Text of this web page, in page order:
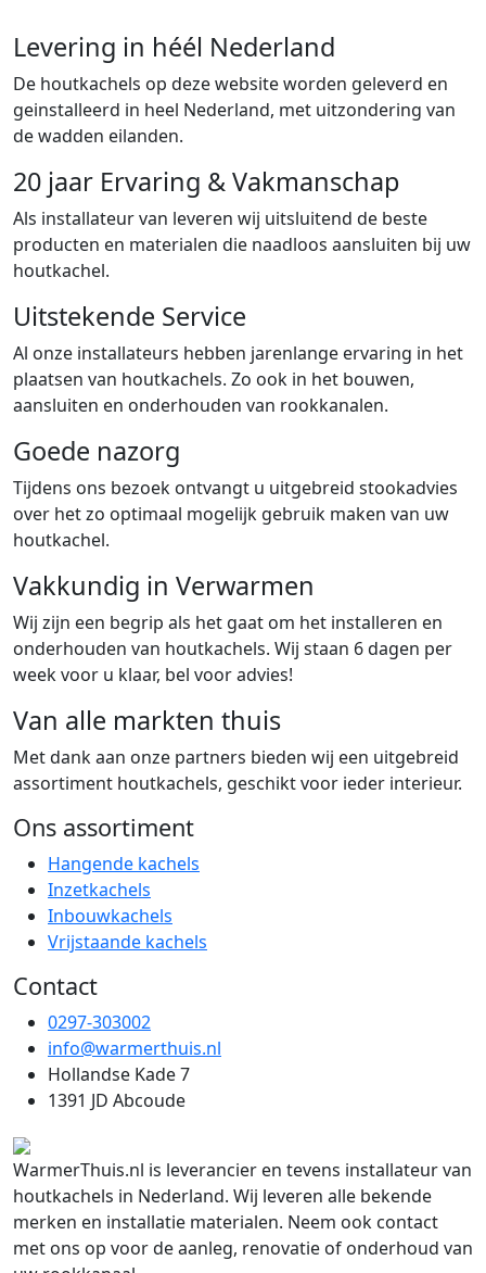
Levering in héél Nederland
De houtkachels op deze website worden geleverd en
geinstalleerd in heel Nederland, met uitzondering van
de wadden eilanden.
20 jaar Ervaring & Vakmanschap
Als installateur van leveren wij uitsluitend de beste
producten en materialen die naadloos aansluiten bij uw
houtkachel.
Uitstekende Service
Al onze installateurs hebben jarenlange ervaring in het
plaatsen van houtkachels. Zo ook in het bouwen,
aansluiten en onderhouden van rookkanalen.
Goede nazorg
Tijdens ons bezoek ontvangt u uitgebreid stookadvies
over het zo optimaal mogelijk gebruik maken van uw
houtkachel.
Vakkundig in Verwarmen
Wij zijn een begrip als het gaat om het installeren en
onderhouden van houtkachels. Wij staan 6 dagen per
week voor u klaar, bel voor advies!
Van alle markten thuis
Met dank aan onze partners bieden wij een uitgebreid
assortiment houtkachels, geschikt voor ieder interieur.
Ons assortiment
Hangende kachels
Inzetkachels
Inbouwkachels
Vrijstaande kachels
Contact
0297-303002
info@warmerthuis.nl
Hollandse Kade 7
1391 JD Abcoude
WarmerThuis.nl is leverancier en tevens installateur van
houtkachels in Nederland. Wij leveren alle bekende
merken en installatie materialen. Neem ook contact
met ons op voor de aanleg, renovatie of onderhoud van